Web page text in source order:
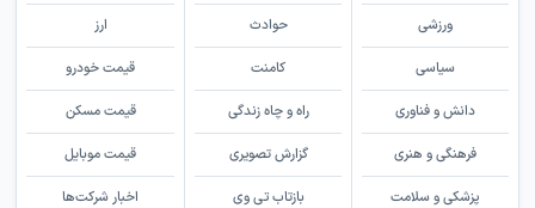
ورزشی
سیاسی
دانش و فناوری
فرهنگی و هنری
پزشکی و سلامت
حوادث
کامنت
راه و چاه زندگی
گزارش تصویری
بازتاب تی وی
ارز
قیمت خودرو
قیمت مسکن
قیمت موبایل
اخبار شرکت‌ها